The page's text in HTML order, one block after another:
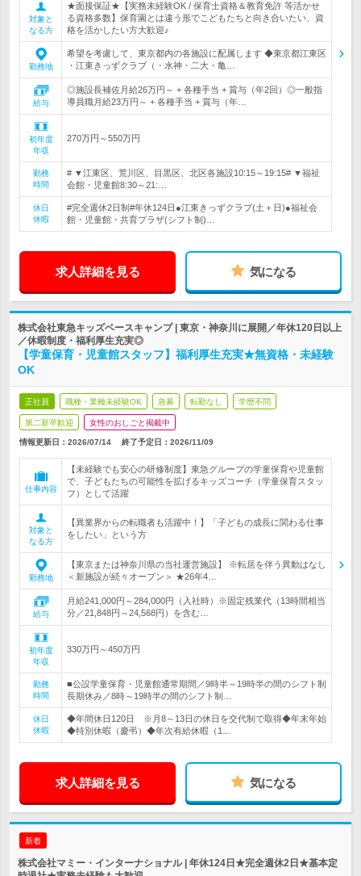
対象と
なる方
★面接保証★【実務未経験OK / 保育士資格＆教育免許 等活かせ
る資格多数】保育園とは違う形でこどもたちと向き合いたい、資
格を活かしたい方大歓迎♪
勤務地
希望を考慮して、東京都内の各施設に配属します ◆東京都江東区
・江東きっずクラブ（・水神・二大・亀…
給与
◎施設長補佐月給26万円～ + 各種手当 + 賞与（年2回）◎一般指
導員職月給23万円～ + 各種手当 + 賞与（年…
初年度
年収
270万円～550万円
勤務
時間
# ▼江東区、荒川区、目黒区、北区各施設10:15～19:15# ▼福祉
会館・児童館8:30～21:…
休日
休暇
#完全週休2日制#年休124日●江東きっずクラブ(土＋日)●福祉会
館・児童館・共育プラザ(シフト制)…
求人詳細を見る 気になる
株式会社東急キッズベースキャンプ | 東京・神奈川に展開／年休120日以上
／休暇制度・福利厚生充実◎
【学童保育・児童館スタッフ】福利厚生充実★無資格・未経験
OK
正社員 職種・業種未経験OK 急募 転勤なし 学歴不問
第二新卒歓迎 女性のおしごと掲載中
情報更新日：2026/07/14 終了予定日： 2026/11/09
仕事内容
【未経験でも安心の研修制度】東急グループの学童保育や児童館
で、子どもたちの可能性を拡げるキッズコーチ（学童保育スタッ
フ）として活躍
対象と
なる方
【異業界からの転職者も活躍中！】「子どもの成長に関わる仕事
をしたい」という方
勤務地
【東京または神奈川県の当社運営施設】 ※転居を伴う異動はなし
＜新施設が続々オープン＞ ★26年4…
給与
月給241,000円～284,000円（入社時）※固定残業代（13時間相当
分／21,848円～24,568円）を含む…
初年度
年収
330万円～450万円
勤務
時間
■公設学童保育・児童館通常期間／9時半～19時半の間のシフト制
長期休み／8時～19時半の間のシフト制…
休日
休暇
◆年間休日120日 ※月8～13日の休日を交代制で取得◆年末年始
◆特別休暇（慶弔）◆年次有給休暇（1…
求人詳細を見る 気になる
新着
株式会社マミー・インターナショナル | 年休124日★完全週休2日★基本定